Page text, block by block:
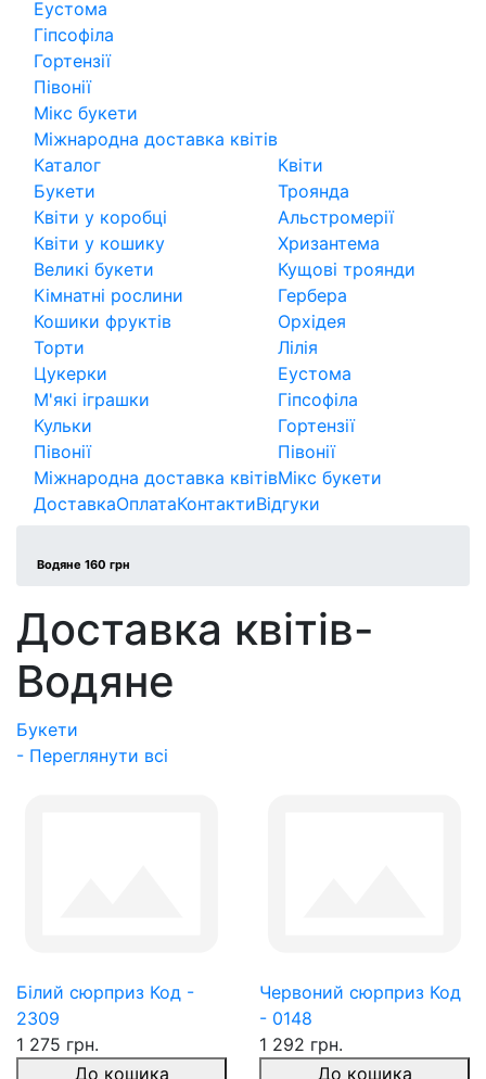
Еустома
Гіпсофіла
Гортензії
Півонії
Мікс букети
Міжнародна доставка квітів
Каталог
Букети
Квіти у коробці
Квіти у кошику
Великі букети
Кімнатні рослини
Кошики фруктів
Торти
Цукерки
М'які іграшки
Кульки
Півонії
Міжнародна доставка квітів
Квіти
Троянда
Альстромерії
Хризантема
Кущові троянди
Гербера
Орхідея
Лілія
Еустома
Гіпсофіла
Гортензії
Півонії
Мікс букети
ДоставкаОплатаКонтактиВідгуки
Водяне 160 грн
Доставка квітів-
Водяне
Букети
- Переглянути всі
Білий сюрприз Код -
2309
1 275 грн.
До кошика
Червоний сюрприз Код
- 0148
1 292 грн.
До кошика